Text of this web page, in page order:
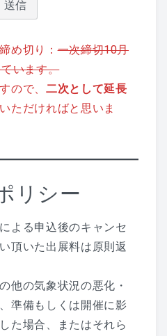
め切り：一次締切10月
います。
ので、 二次として延長
ただければと思いま
リシー
よる申込後のキャンセ
頂いた出展料は原則返
他の気象状況の悪化・
準備もしくは開催に影
た場合、またはそれら